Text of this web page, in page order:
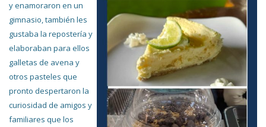
y enamoraron en un
gimnasio, también les
gustaba la repostería y
elaboraban para ellos
galletas de avena y
otros pasteles que
pronto despertaron la
curiosidad de amigos y
familiares que los